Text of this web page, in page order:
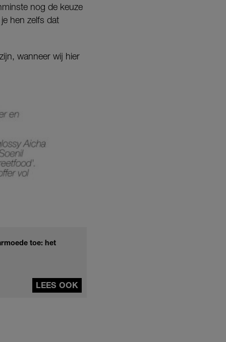
nog de keuze
hen zelfs dat
wanneer wij hier
toe: het
LEES OOK